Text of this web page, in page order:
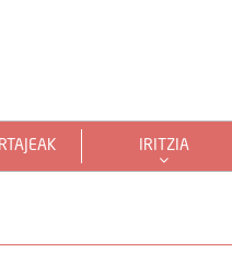
IRITZIA